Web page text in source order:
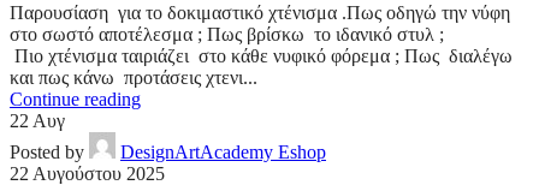
Παρουσίαση για το δοκιμαστικό χτένισμα .Πως οδηγώ την νύφη
στο σωστό αποτέλεσμα ; Πως βρίσκω το ιδανικό στυλ ;
Πιο χτένισμα ταιριάζει στο κάθε νυφικό φόρεμα ; Πως διαλέγω
και πως κάνω προτάσεις χτενι...
Continue reading
22 Αυγ
Posted by
DesignArtAcademy Eshop
22 Αυγούστου 2025